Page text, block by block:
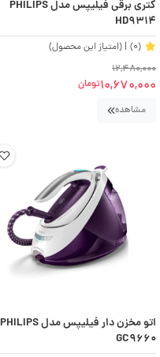
کتری برقی فیلیپس مدل PHILIPS
HD9314
(0)
| (امتیاز این محصول)
12,480,000
10,670,000تومان
مشاهده
اتو مخزن دار فیلیپس مدل PHILIPS
GC9660